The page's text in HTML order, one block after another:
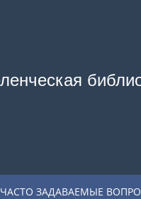
ЧАСТО ЗАДАВАЕМЫЕ